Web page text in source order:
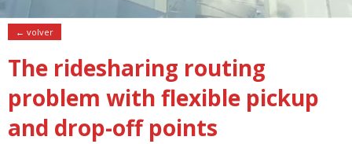
← volver
The ridesharing routing
problem with flexible pickup
and drop-off points